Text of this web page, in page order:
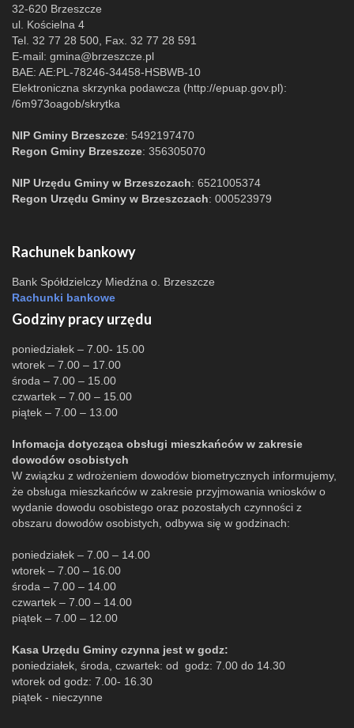
32-620 Brzeszcze
ul. Kościelna 4
Tel. 32 77 28 500, Fax. 32 77 28 591
E-mail: gmina@brzeszcze.pl
BAE: AE:PL-78246-34458-HSBWB-10
Elektroniczna skrzynka podawcza (http://epuap.gov.pl):
/6m973oagob/skrytka
NIP Gminy Brzeszcze: 5492197470
Regon Gminy Brzeszcze: 356305070
NIP Urzędu Gminy w Brzeszczach: 6521005374
Regon Urzędu Gminy w Brzeszczach: 000523979
Rachunek bankowy
Bank Spółdzielczy Miedźna o. Brzeszcze
Rachunki bankowe
Godziny pracy urzędu
poniedziałek – 7.00- 15.00
wtorek – 7.00 – 17.00
środa – 7.00 – 15.00
czwartek – 7.00 – 15.00
piątek – 7.00 – 13.00
Infomacja dotycząca obsługi mieszkańców w zakresie
dowodów osobistych
W związku z wdrożeniem dowodów biometrycznych informujemy,
że obsługa mieszkańców w zakresie przyjmowania wniosków o
wydanie dowodu osobistego oraz pozostałych czynności z
obszaru dowodów osobistych, odbywa się w godzinach:
poniedziałek – 7.00 – 14.00
wtorek – 7.00 – 16.00
środa – 7.00 – 14.00
czwartek – 7.00 – 14.00
piątek – 7.00 – 12.00
Kasa Urzędu Gminy czynna jest w godz:
poniedziałek, środa, czwartek: od godz: 7.00 do 14.30
wtorek od godz: 7.00- 16.30
piątek - nieczynne